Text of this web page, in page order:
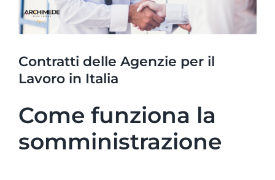
Contratti delle Agenzie per il
Lavoro in Italia
Come funziona la
somministrazione